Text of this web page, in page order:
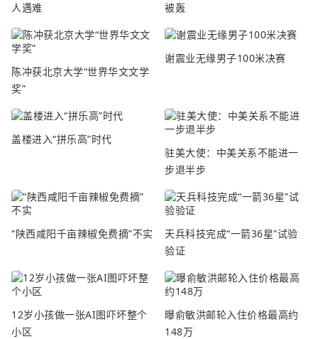
人遇难
被轰
陈冲获北京大学“世界华文文学
奖”
谢震业无缘男子100米决赛
盖楼进入“拼乐高”时代
驻美大使：中美关系不能进一
步退半步
“陕西咸阳千亩辣椒免费摘”不实
天兵科技完成“一箭36星”试验
验证
12岁小孩做一张AI图吓坏整个
小区
曝俞敏洪邮轮入住价格最高约
148万